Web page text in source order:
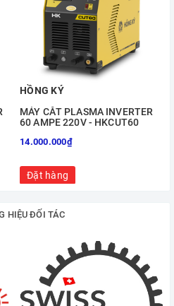
HỒNG KÝ
MÁY CẮT PLASMA INVERTER
60 AMPE 220V - HKCUT60
14.000.000₫
Đặt hàng
HIỆU ĐỐI TÁC